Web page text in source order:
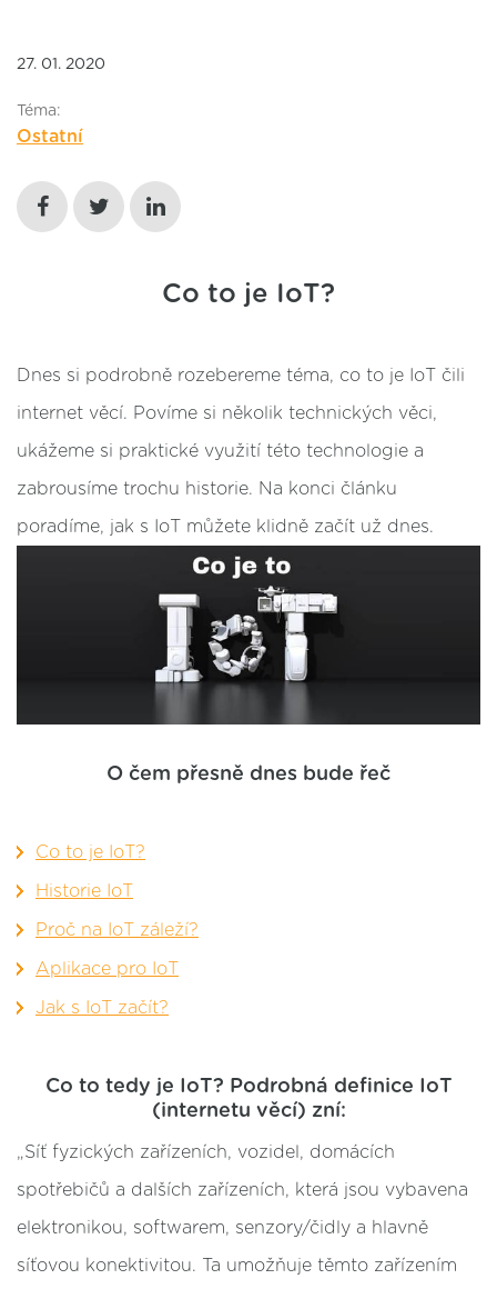
27. 01. 2020
Téma:
Ostatní
Co to je IoT?
Dnes si podrobně rozebereme téma, co to je IoT čili
internet věcí. Povíme si několik technických věci,
ukážeme si praktické využití této technologie a
zabrousíme trochu historie. Na konci článku
poradíme, jak s IoT můžete klidně začít už dnes.
O čem přesně dnes bude řeč
Co to je IoT?
Historie IoT
Proč na IoT záleží?
Aplikace pro IoT
Jak s IoT začít?
Co to tedy je IoT? Podrobná definice IoT
(internetu věcí) zní:
„Síť fyzických zařízeních, vozidel, domácích
spotřebičů a dalších zařízeních, která jsou vybavena
elektronikou, softwarem, senzory/čidly a hlavně
síťovou konektivitou. Ta umožňuje těmto zařízením